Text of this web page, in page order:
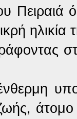
Πειραιά
ηλικία
άτομο